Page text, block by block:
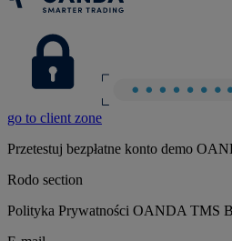
go to client zone
Przetestuj bezpłatne konto demo
Rodo section
Polityka Prywatności OANDA TMS